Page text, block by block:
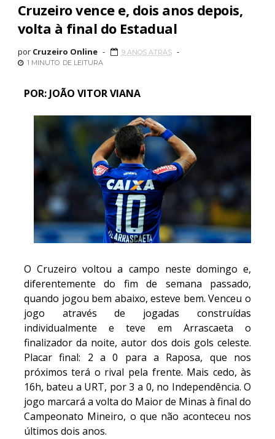
Cruzeiro vence e, dois anos depois,
volta à final do Estadual
por Cruzeiro Online
9 ANOS ATRÁS
1 MINUTO DE LEITURA
POR: JOÃO VITOR VIANA
O Cruzeiro voltou a campo neste domingo e,
diferentemente do fim de semana passado,
quando jogou bem abaixo, esteve bem. Venceu o
jogo através de jogadas construídas
individualmente e teve em Arrascaeta o
finalizador da noite, autor dos dois gols celeste.
Placar final: 2 a 0 para a Raposa, que nos
próximos terá o rival pela frente. Mais cedo, às
16h, bateu a URT, por 3 a 0, no Independência. O
jogo marcará a volta do Maior de Minas à final do
Campeonato Mineiro, o que não aconteceu nos
últimos dois anos.